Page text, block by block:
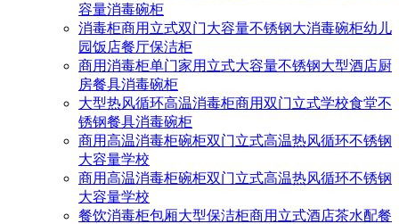
容量消毒碗柜
消毒柜商用立式双门大容量不锈钢大消毒碗柜幼儿
园饭店餐厅保洁柜
商用消毒柜单门家用立式大容量不锈钢大型酒店厨
房餐具消毒碗柜
大型热风循环高温消毒柜商用双门立式学校食堂不
锈钢餐具消毒碗柜
商用高温消毒柜碗柜双门立式高温热风循环不锈钢
大容量学校
商用高温消毒柜碗柜双门立式高温热风循环不锈钢
大容量学校
餐饮消毒柜包厢大型保洁柜商用立式酒店茶水配餐